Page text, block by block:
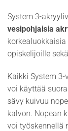
System 3-
vesipohjaisia
opiskelijoille
Kaikki System
voi käyttää
sävy kuivuu
kalvon. Nopean
voi työskennellä